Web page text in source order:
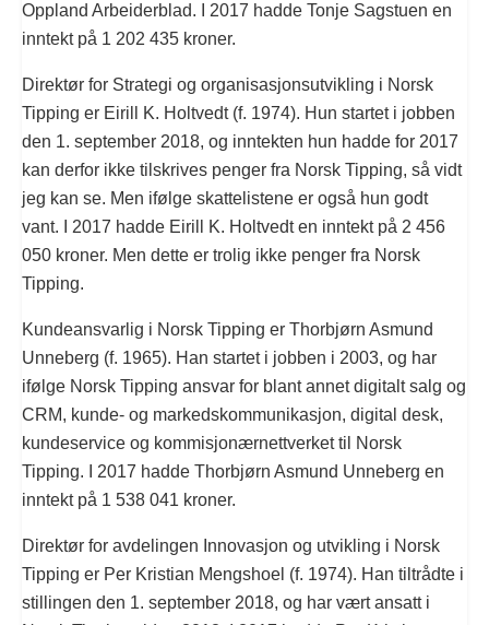
Oppland Arbeiderblad. I 2017 hadde Tonje Sagstuen en
inntekt på 1 202 435 kroner.
Direktør for Strategi og organisasjonsutvikling i Norsk
Tipping er Eirill K. Holtvedt (f. 1974). Hun startet i jobben
den 1. september 2018, og inntekten hun hadde for 2017
kan derfor ikke tilskrives penger fra Norsk Tipping, så vidt
jeg kan se. Men ifølge skattelistene er også hun godt
vant. I 2017 hadde Eirill K. Holtvedt en inntekt på 2 456
050 kroner. Men dette er trolig ikke penger fra Norsk
Tipping.
Kundeansvarlig i Norsk Tipping er Thorbjørn Asmund
Unneberg (f. 1965). Han startet i jobben i 2003, og har
ifølge Norsk Tipping ansvar for blant annet digitalt salg og
CRM, kunde- og markedskommunikasjon, digital desk,
kundeservice og kommisjonærnettverket til Norsk
Tipping. I 2017 hadde Thorbjørn Asmund Unneberg en
inntekt på 1 538 041 kroner.
Direktør for avdelingen Innovasjon og utvikling i Norsk
Tipping er Per Kristian Mengshoel (f. 1974). Han tiltrådte i
stillingen den 1. september 2018, og har vært ansatt i